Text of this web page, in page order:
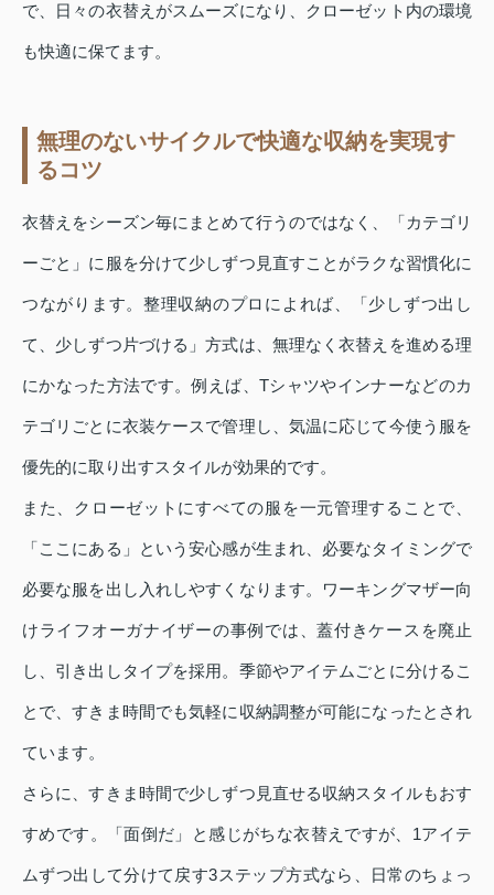
で、日々の衣替えがスムーズになり、クローゼット内の環境
も快適に保てます。
無理のないサイクルで快適な収納を実現す
るコツ
衣替えをシーズン毎にまとめて行うのではなく、「カテゴリ
ーごと」に服を分けて少しずつ見直すことがラクな習慣化に
つながります。整理収納のプロによれば、「少しずつ出し
て、少しずつ片づける」方式は、無理なく衣替えを進める理
にかなった方法です。例えば、Tシャツやインナーなどのカ
テゴリごとに衣装ケースで管理し、気温に応じて今使う服を
優先的に取り出すスタイルが効果的です。
また、クローゼットにすべての服を一元管理することで、
「ここにある」という安心感が生まれ、必要なタイミングで
必要な服を出し入れしやすくなります。ワーキングマザー向
けライフオーガナイザーの事例では、蓋付きケースを廃止
し、引き出しタイプを採用。季節やアイテムごとに分けるこ
とで、すきま時間でも気軽に収納調整が可能になったとされ
ています。
さらに、すきま時間で少しずつ見直せる収納スタイルもおす
すめです。「面倒だ」と感じがちな衣替えですが、1アイテ
ムずつ出して分けて戻す3ステップ方式なら、日常のちょっ